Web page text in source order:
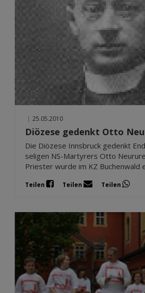
| 25.05.2010
Diözese gedenkt Otto
Die Diözese Innsbruck gedenkt
seligen NS-Martyrers Otto
Priester wurde im KZ Buchenwald
Teilen Teilen Teilen